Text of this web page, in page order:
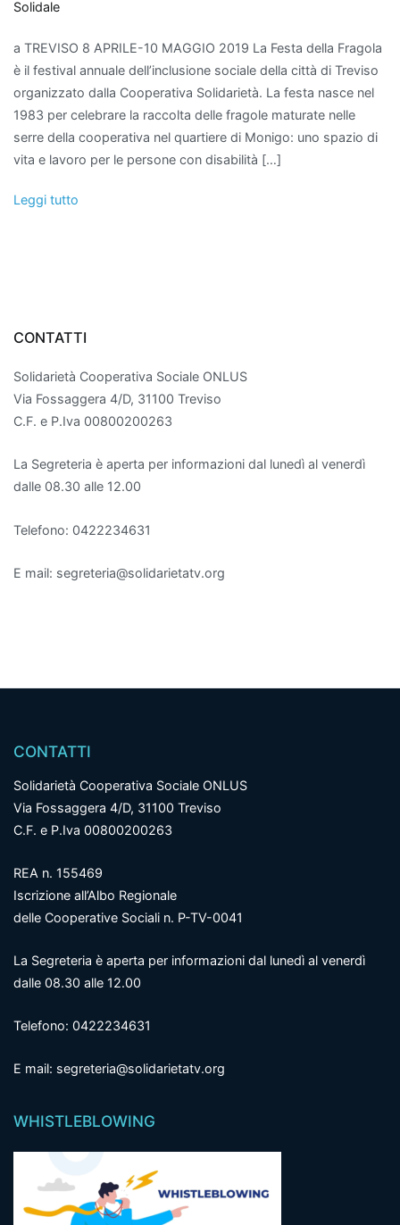
Solidale
a TREVISO 8 APRILE-10 MAGGIO 2019 La Festa della Fragola
è il festival annuale dell’inclusione sociale della città di Treviso
organizzato dalla Cooperativa Solidarietà. La festa nasce nel
1983 per celebrare la raccolta delle fragole maturate nelle
serre della cooperativa nel quartiere di Monigo: uno spazio di
vita e lavoro per le persone con disabilità […]
Leggi tutto
CONTATTI
Solidarietà Cooperativa Sociale ONLUS
Via Fossaggera 4/D, 31100 Treviso
C.F. e P.Iva 00800200263
La Segreteria è aperta per informazioni dal lunedì al venerdì
dalle 08.30 alle 12.00
Telefono: 0422234631
E mail: segreteria@solidarietatv.org
CONTATTI
Solidarietà Cooperativa Sociale ONLUS
Via Fossaggera 4/D, 31100 Treviso
C.F. e P.Iva 00800200263
REA n. 155469
Iscrizione all’Albo Regionale
delle Cooperative Sociali n. P-TV-0041
La Segreteria è aperta per informazioni dal lunedì al venerdì
dalle 08.30 alle 12.00
Telefono: 0422234631
E mail: segreteria@solidarietatv.org
WHISTLEBLOWING